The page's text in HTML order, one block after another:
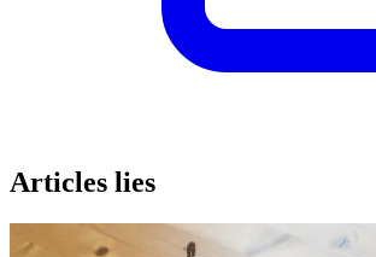
Articles lies